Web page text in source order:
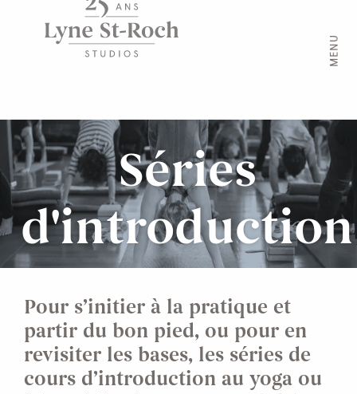
MENU
Séries
d'introduction
Pour s’initier à la pratique et
partir du bon pied, ou pour en
revisiter les bases, les séries de
cours d’introduction au yoga ou